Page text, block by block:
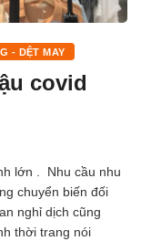
- DỆT MAY
covid
lớn . Nhu cầu nhu
chuyển biến đối
nghỉ dịch cũng
thời trang nói